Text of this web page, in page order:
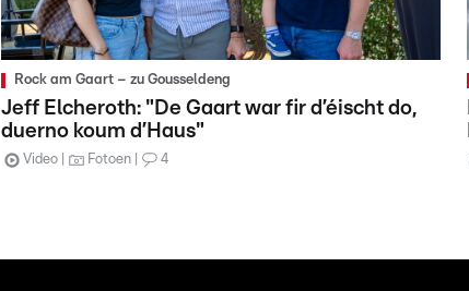
Rock am Gaart – zu Gousseldeng
Jeff Elcheroth: "De Gaart war fir d’éischt do,
duerno koum d’Haus"
Video Fotoen 4